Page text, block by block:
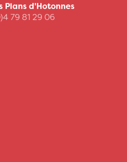
Plans d'Hotonnes
79 81 29 06